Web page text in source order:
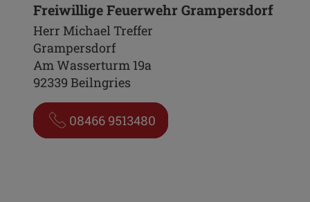
Freiwillige Feuerwehr Grampersdorf
Herr Michael Treffer
Grampersdorf
Am Wasserturm 19a
92339 Beilngries
08466 9513480